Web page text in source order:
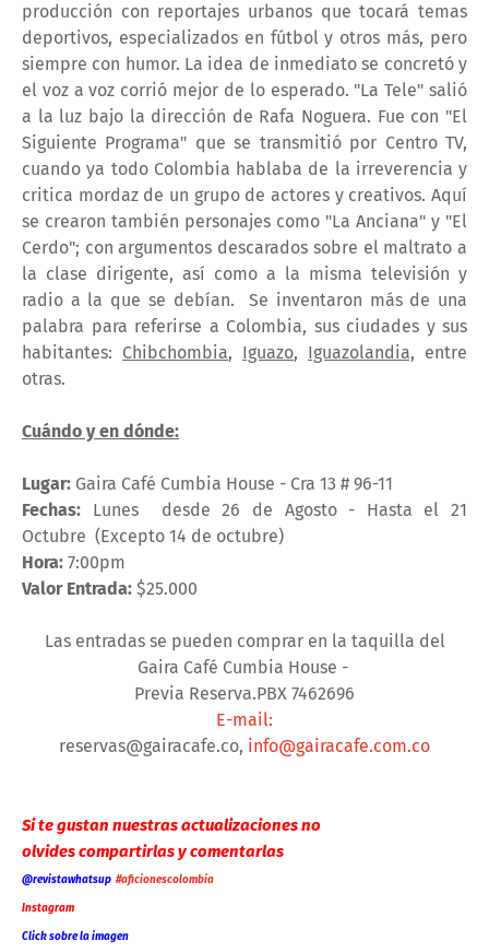
producción con reportajes urbanos que tocará temas
deportivos, especializados en fútbol y otros más, pero
siempre con humor. La idea de inmediato se concretó y
el voz a voz corrió mejor de lo esperado. "La Tele" salió
a la luz bajo la dirección de Rafa Noguera. Fue con "El
Siguiente Programa" que se transmitió por Centro TV,
cuando ya todo Colombia hablaba de la irreverencia y
critica mordaz de un grupo de actores y creativos. Aquí
se crearon también personajes como "La Anciana" y "El
Cerdo"; con argumentos descarados sobre el maltrato a
la clase dirigente, así como a la misma televisión y
radio a la que se debían. Se inventaron más de una
palabra para referirse a Colombia, sus ciudades y sus
habitantes: Chibchombia, Iguazo, Iguazolandia, entre
otras.
Cuándo y en dónde:
Lugar: Gaira Café Cumbia House - Cra 13 # 96-11
Fechas: Lunes desde 26 de Agosto - Hasta el 21
Octubre (Excepto 14 de octubre)
Hora: 7:00pm
Valor Entrada: $25.000
Las entradas se pueden comprar en la taquilla del
Gaira Café Cumbia House -
Previa Reserva.PBX 7462696
E-mail:
reservas@gairacafe.co, info@gairacafe.com.co
Si te gustan nuestras actualizaciones no
olvides compartirlas y comentarlas
@revistawhatsup #aficionescolombia
Instagram
Click sobre la imagen